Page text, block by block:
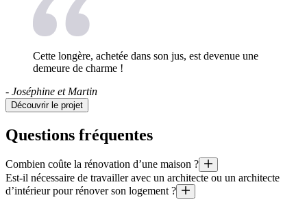
Cette longère, achetée dans son jus, est devenue une
demeure de charme !
- Joséphine et Martin
Découvrir le projet
Questions fréquentes
Combien coûte la rénovation d’une maison ?
Quel est le prix au mètre carré d’une rénovation ? Quel budget pour
Est-il nécessaire de travailler avec un architecte ou un architecte
d’intérieur pour rénover son logement ?